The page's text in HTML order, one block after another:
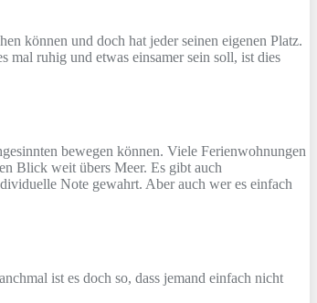
können und doch hat jeder seinen eigenen Platz.
ruhig und etwas einsamer sein soll, ist dies
bewegen können. Viele Ferienwohnungen
Blick weit übers Meer. Es gibt auch
Note gewahrt. Aber auch wer es einfach
ist es doch so, dass jemand einfach nicht